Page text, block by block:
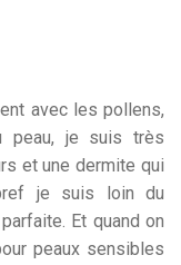
avec les pollens,
peau, je suis très
et une dermite qui
je suis loin du
Et quand on
peaux sensibles